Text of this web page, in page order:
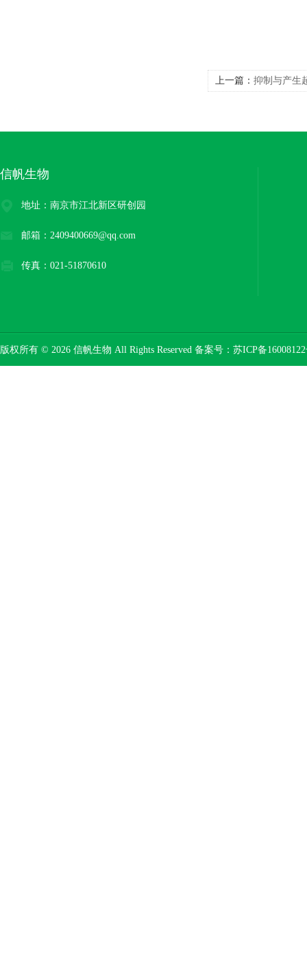
上一篇： 抑制与产生
信帆生物
地址：南京市江北新区研创园
邮箱：2409400669@qq.com
传真：021-51870610
版权所有 © 2026 信帆生物 All Rights Reserved 备案号： 苏ICP备